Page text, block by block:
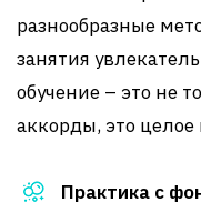
разнообразные
занятия
обучение – это не
аккорды, это
Практика с